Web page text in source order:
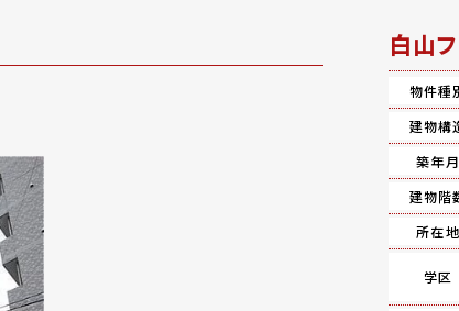
白山
物件種
建物構
築年月
建物階
所在地
学区